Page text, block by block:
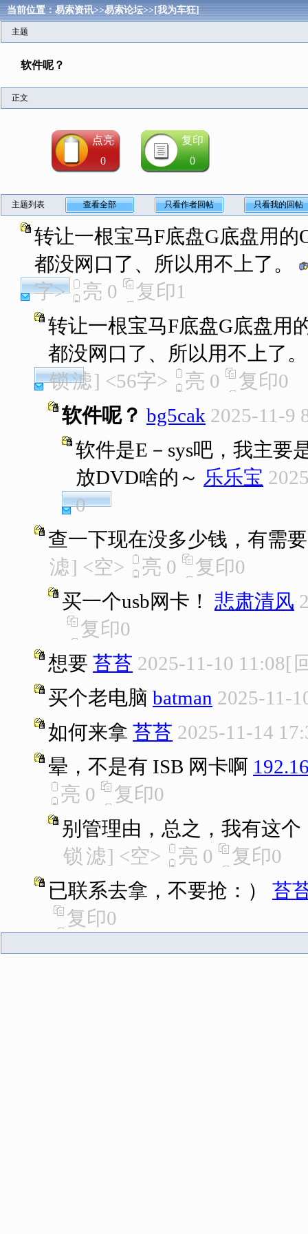
当前位置：易索资讯>>易索论坛>>[我为车狂]
主题
软件呢？
正文
点亮
0
复印
0
主题列表 查看全部 只看作者回帖 只看我的回帖
转让一根宝马F底盘G底盘用
都没网口了、所以用不上了。
字>
亮 0 复印1
转让一根宝马F底盘G底盘用
都没网口了、所以用不上了。
锁滤] <56字> 亮 0 复印0
软件呢？ bg5cak 2025-11-9
软件是E－sys吧，我主要
放DVD啥的～ 乐乐宝
0
查一下现在没多少钱，有需
滤] <空> 亮 0 复印0
买一个usb网卡！
悲肃清风
复印0
想要 苔苔 2025-11-10 11:08[
买个老电脑 batman 2025-11-
如何来拿 苔苔 2025-11-14
晕，不是有 ISB 网卡啊
亮 0 复印0
别管理由，总之，我有这个
锁 滤] <空> 亮 0 复印0
已联系去拿，不要抢：）
苔
复印0